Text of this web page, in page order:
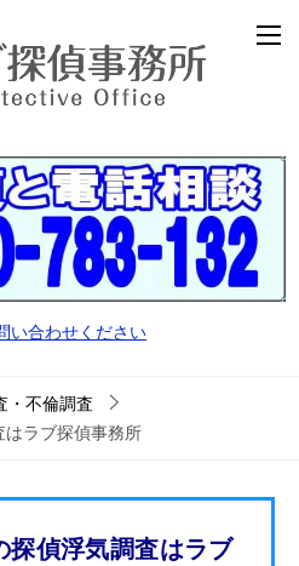
い合わせください
・不倫調査
はラブ探偵事務所
探偵浮気調査はラブ